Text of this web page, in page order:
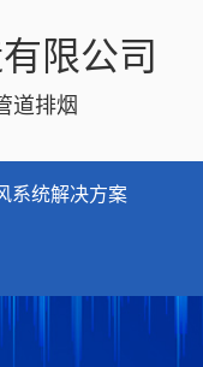
限公司
道排烟
系统解决方案